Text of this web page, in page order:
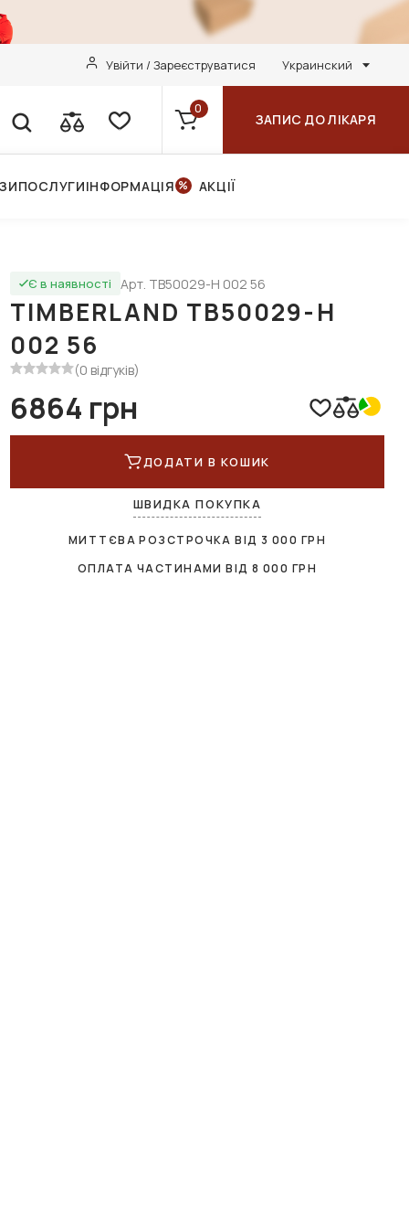
Увійти / Зареєструватися Украинский
0
ЗАПИС ДО ЛІКАРЯ
ПОСЛУГИІНФОРМАЦІЯ АКЦІЇ
Є в наявності Арт. TB50029-H 002 56
TIMBERLAND TB50029-H
002 56
(0 відгуків)
6864 грн
ДОДАТИ В КОШИК
ШВИДКА ПОКУПКА
МИТТЄВА РОЗСТРОЧКА ВІД 3 000 ГРН
ОПЛАТА ЧАСТИНАМИ ВІД8 000 ГРН